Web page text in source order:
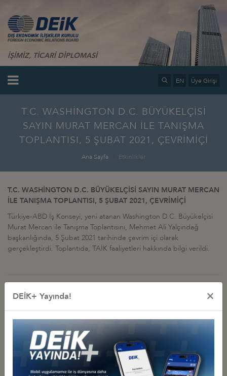
İŞİMİZ, TİCARİ DİPLOMASİ
EN Üye Girişi
T.C. WASHİNGTON D.C. BÜYÜKELÇİSİ
SAYIN MURAT MERCAN İLE TANIŞMA
TOPLANTISI, 5 ŞUBAT 2021, ÇEVRİMİÇİ
Ana Sayfa Etkinlikler
T.C. WASHİNGTON D.C. BÜYÜKELÇİSİ SAYIN MURAT MERCAN
İLE TANIŞMA TOPLANTISI, 5 ŞUBAT 2021, ÇEVRİMİÇİ
Türkiye-ABD İş Konseyi, yeni atanan Washington D.C. Büyükelçisi
Murat Mercan ile Tanışma Toplantısını, Mehmet Ali Yalçındağ
başkanlığında, 5 Şubat 2021 tarihinde çevrim içi olarak
gerçekleştirdi. Toplantıda, TAİK faaliyetleri hakkında bilgi verildi.
İş Konseyi ile Alakalı Diğer Etkinlikler
TÜRK-AMERİKAN SAVUNMA SANAYİ SEKTÖRLERİNE ÇAĞRI:
KÜRESEL TEDARİKTE "HIZ VE ÖLÇEK" İÇİN İŞ BİRLİĞİNİ
GÜÇLENDİRELİM
07 Temmuz 2026 Salı Türkiye - ABD İş Konseyi
DEİK+ Yayında! ×